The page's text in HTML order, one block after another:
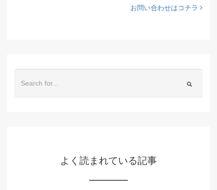
お問い合わせはコチラ
よく読まれている記事